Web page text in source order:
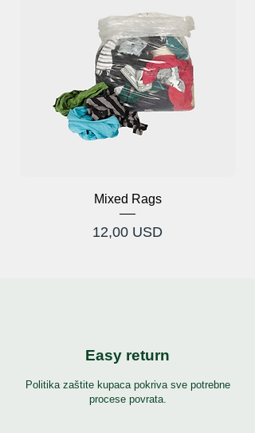
Mixed Rags
Cijena
12,00 USD
Easy return
Politika zaštite kupaca pokriva sve potrebne
procese povrata.